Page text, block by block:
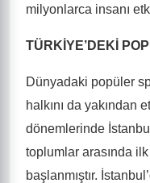
milyonlarca insanı
TÜRKİYE’DEKİ
Dünyadaki popüler
halkını da yakından
dönemlerinde
toplumlar arasında
başlanmıştır.